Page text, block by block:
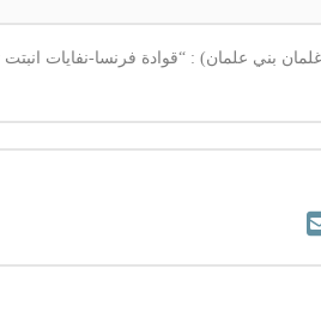
بني علمان) : “قوادة فرنسا-نفايات